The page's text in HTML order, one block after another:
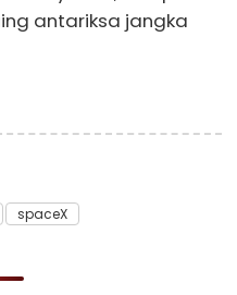
antariksa jangka
spaceX